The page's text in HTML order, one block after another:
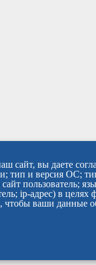
сайт, вы даете
тип и версия ОС;
пользователь;
ip-адрес) в
чтобы ваши данные